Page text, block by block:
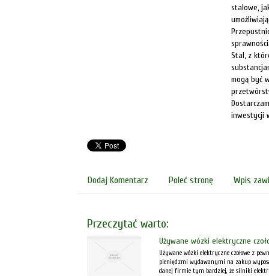
stalowe,
Stal, z
mogą być
inwestycji
Dodaj Komentarz Poleć stronę Wpis
Przeczytać warto:
Używane wózki elektryczne
Używane wózki elektryczne czołowe z
pieniędzmi wydawanymi na zakup
danej firmie tym bardziej, że silniki